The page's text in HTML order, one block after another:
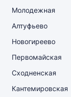
Молодежная
Алтуфьево
Новогиреево
Первомайская
Сходненская
Кантемировская